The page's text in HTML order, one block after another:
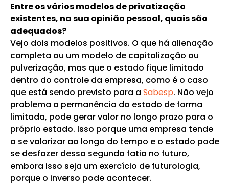
Entre os vários modelos de privatização
existentes, na sua opinião pessoal, quais são
adequados?
Vejo dois modelos positivos. O que há alienação
completa ou um modelo de capitalização ou
pulverização, mas que o estado fique limitado
dentro do controle da empresa, como é o caso
que está sendo previsto para a Sabesp. Não vejo
problema a permanência do estado de forma
limitada, pode gerar valor no longo prazo para o
próprio estado. Isso porque uma empresa tende
a se valorizar ao longo do tempo e o estado pode
se desfazer dessa segunda fatia no futuro,
embora isso seja um exercício de futurologia,
porque o inverso pode acontecer.